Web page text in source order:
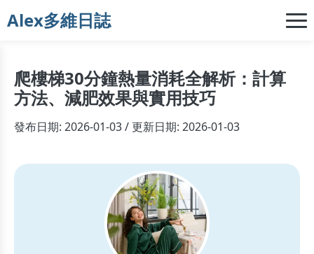
Alex多維日誌
爬樓梯30分鐘熱量消耗全解析：計算
方法、減肥效果與實用技巧
發布日期: 2026-01-03 / 更新日期: 2026-01-03